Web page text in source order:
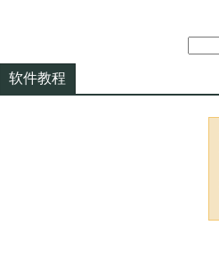
软件教程